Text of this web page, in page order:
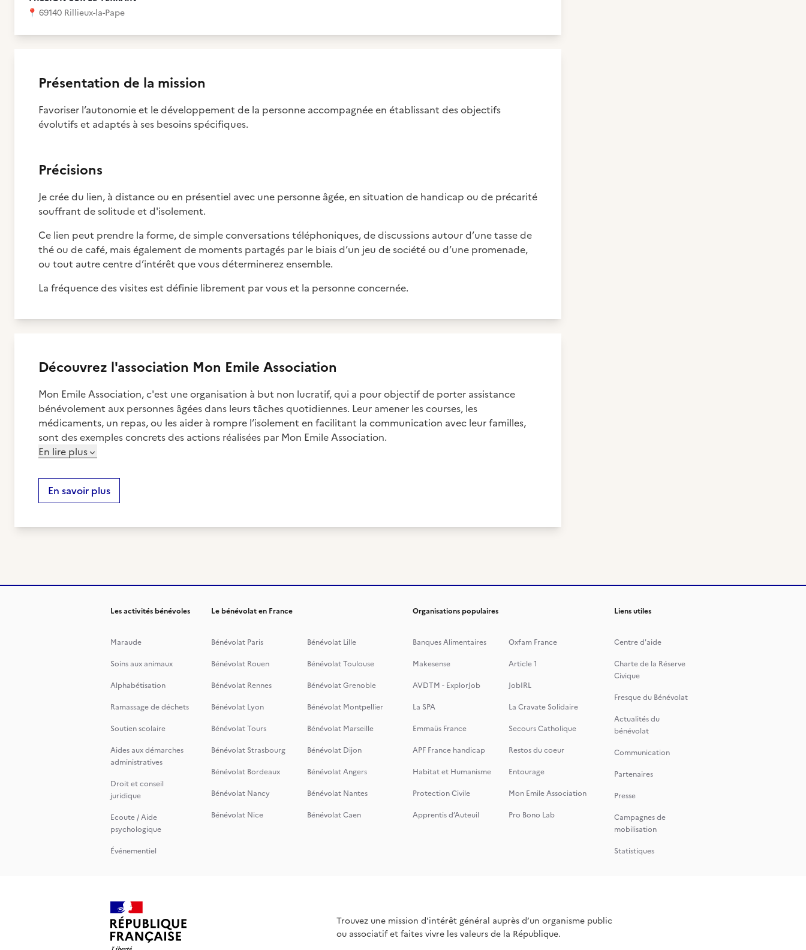
📍 69140 Rillieux-la-Pape
Présentation de la mission
Favoriser l’autonomie et le développement de la personne accompagnée en établissant des objectifs
évolutifs et adaptés à ses besoins spécifiques.
Précisions
Je crée du lien, à distance ou en présentiel avec une personne âgée, en situation de handicap ou de précarité
souffrant de solitude et d'isolement.
Ce lien peut prendre la forme, de simple conversations téléphoniques, de discussions autour d’une tasse de
thé ou de café, mais également de moments partagés par le biais d’un jeu de société ou d’une promenade,
ou tout autre centre d’intérêt que vous déterminerez ensemble.
La fréquence des visites est définie librement par vous et la personne concernée.
Découvrez l'association Mon Emile Association
Mon Emile Association, c'est une organisation à but non lucratif, qui a pour objectif de porter assistance
bénévolement aux personnes âgées dans leurs tâches quotidiennes. Leur amener les courses, les
médicaments, un repas, ou les aider à rompre l’isolement en facilitant la communication avec leur familles,
sont des exemples concrets des actions réalisées par Mon Emile Association.
En lire plus
En savoir plus
Les activités bénévoles
Maraude
Soins aux animaux
Alphabétisation
Ramassage de déchets
Soutien scolaire
Aides aux démarches
administratives
Droit et conseil
juridique
Ecoute / Aide
psychologique
Événementiel
Le bénévolat en France
Bénévolat Paris
Bénévolat Lille
Bénévolat Rouen
Bénévolat Toulouse
Bénévolat Rennes
Bénévolat Grenoble
Bénévolat Lyon
Bénévolat Montpellier
Bénévolat Tours
Bénévolat Marseille
Bénévolat Strasbourg
Bénévolat Dijon
Bénévolat Bordeaux
Bénévolat Angers
Bénévolat Nancy
Bénévolat Nantes
Bénévolat Nice
Bénévolat Caen
Organisations populaires
Banques Alimentaires
Oxfam France
Makesense
Article 1
AVDTM - ExplorJob
JobIRL
La SPA
La Cravate Solidaire
Emmaüs France
Secours Catholique
APF France handicap
Restos du coeur
Habitat et Humanisme
Entourage
Protection Civile
Mon Emile Association
Apprentis d’Auteuil
Pro Bono Lab
Liens utiles
Centre d'aide
Charte de la Réserve
Civique
Fresque du Bénévolat
Actualités du
bénévolat
Communication
Partenaires
Presse
Campagnes de
mobilisation
Statistiques
Trouvez une mission d'intérêt général auprès d’un organisme public
ou associatif et faites vivre les valeurs de la République.